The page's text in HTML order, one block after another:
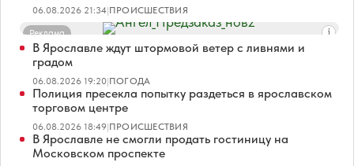
06.08.2026 21:34|ПРОИСШЕСТВИЯ
Реклама
В Ярославле ждут штормовой ветер с ливнями и
градом
06.08.2026 19:20|ПОГОДА
Полиция пресекла попытку раздеться в ярославском
торговом центре
06.08.2026 18:49|ПРОИСШЕСТВИЯ
В Ярославле не смогли продать гостиницу на
Московском проспекте